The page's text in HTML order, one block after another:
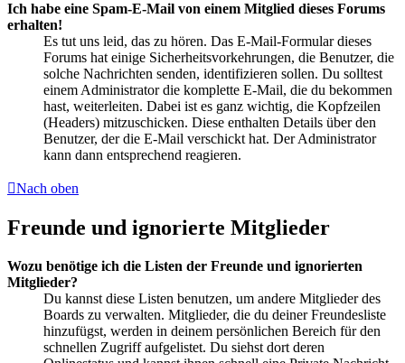
Ich habe eine Spam-E-Mail von einem Mitglied dieses Forums
erhalten!
Es tut uns leid, das zu hören. Das E-Mail-Formular dieses
Forums hat einige Sicherheitsvorkehrungen, die Benutzer, die
solche Nachrichten senden, identifizieren sollen. Du solltest
einem Administrator die komplette E-Mail, die du bekommen
hast, weiterleiten. Dabei ist es ganz wichtig, die Kopfzeilen
(Headers) mitzuschicken. Diese enthalten Details über den
Benutzer, der die E-Mail verschickt hat. Der Administrator
kann dann entsprechend reagieren.
Nach oben
Freunde und ignorierte Mitglieder
Wozu benötige ich die Listen der Freunde und ignorierten
Mitglieder?
Du kannst diese Listen benutzen, um andere Mitglieder des
Boards zu verwalten. Mitglieder, die du deiner Freundesliste
hinzufügst, werden in deinem persönlichen Bereich für den
schnellen Zugriff aufgelistet. Du siehst dort deren